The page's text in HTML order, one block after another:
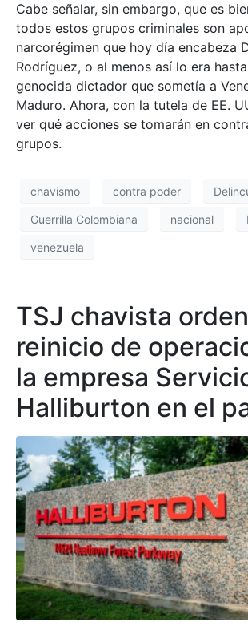
Cabe señalar, sin embargo, que es
todos estos grupos criminales son
narcorégimen que hoy día encabeza
Rodríguez, o al menos así lo era
genocida dictador que sometía a
Maduro. Ahora, con la tutela de EE.
ver qué acciones se tomarán en
grupos.
chavismo contra poder
Guerrilla Colombiana nacional
venezuela
TSJ chavista
reinicio de
la empresa
Halliburton en el